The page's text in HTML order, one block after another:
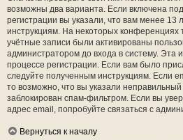
возможны два варианта. Если включена
регистрации вы указали, что вам менее 13
инструкциям. На некоторых конференциях
учётные записи были активированы
администратором до входа в систему. Эта
процессе регистрации. Если вам было
следуйте полученным инструкциям. Если
то возможно, что вы указали
заблокирован спам-фильтром. Если вы
адрес email, попробуйте связаться с
Вернуться к началу